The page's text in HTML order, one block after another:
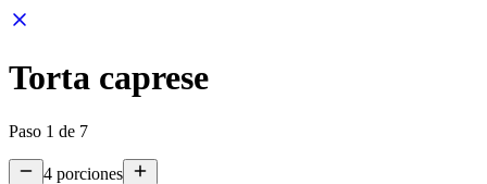
Torta caprese
Paso 1 de 7
4 porciones